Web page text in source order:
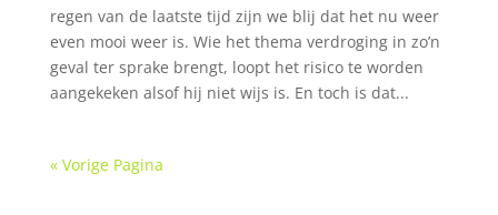
regen van de laatste tijd zijn we blij dat het nu weer
even mooi weer is. Wie het thema verdroging in zo’n
geval ter sprake brengt, loopt het risico te worden
aangekeken alsof hij niet wijs is. En toch is dat...
« Vorige Pagina